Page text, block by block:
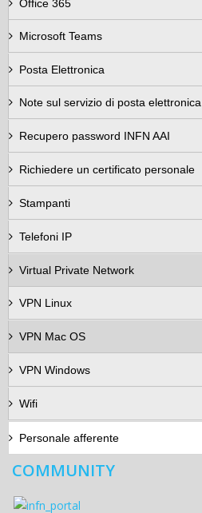
Office 365
Microsoft Teams
Posta Elettronica
Note sul servizio di posta elettronica
Recupero password INFN AAI
Richiedere un certificato personale
Stampanti
Telefoni IP
Virtual Private Network
VPN Linux
VPN Mac OS
VPN Windows
Wifi
Personale afferente
COMMUNITY